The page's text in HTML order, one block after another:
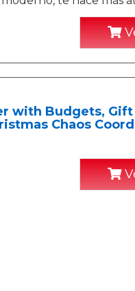
with Budgets,
Chaos